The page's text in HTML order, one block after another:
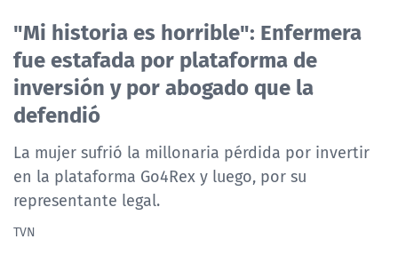
NTV
ACTUALIDAD Y TENDENCIAS
CORPORATIVO Y TRANSPARENCIA
CANAL DE DENUNCIAS
ÁREA DE PROYECTOS
"Mi historia es horrible": Enfermera
fue estafada por plataforma de
inversión y por abogado que la
defendió
La mujer sufrió la millonaria pérdida por invertir
en la plataforma Go4Rex y luego, por su
representante legal.
TVN